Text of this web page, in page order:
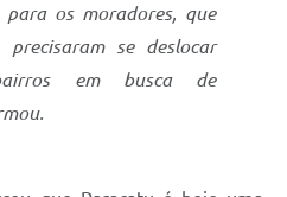
os moradores, que
se deslocar
em busca de